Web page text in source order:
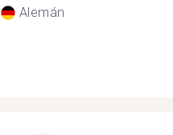
Alemán